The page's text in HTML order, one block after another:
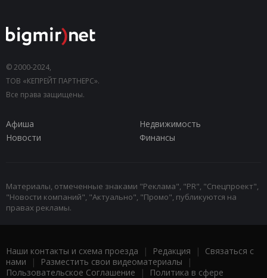
© 2000-2024,
ТОВ «КЕПРЕЙТ ПАРТНЕРС».
Все права защищены.
Афиша
Недвижимость
Новости
Финансы
Материалы, отмеченные знаками "Реклама", "PR", "Спецпроект",
"Новости компаний", "Актуально", "Промо", публикуются на
правах рекламы.
Наши контакты и схема проезда | Редакция | Связаться с
нами | Разместить свои видеоматериалы |
Пользовательское Соглашение |
Политика в сфере